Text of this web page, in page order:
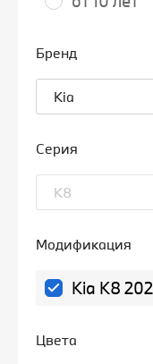
Бренд
Kia
Серия
K8
Модификация
Kia K8
Цвета